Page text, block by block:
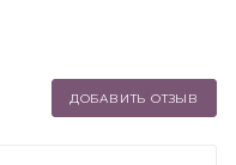
ДОБАВИТЬ ОТЗЫВ